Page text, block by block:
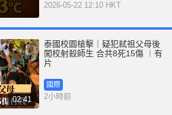
2026-05-22 12:10 HKT
02:41
泰國校園槍擊｜疑犯弒祖父母後
闖校射殺師生 合共8死15傷 ︱有
片
國際
2小時前